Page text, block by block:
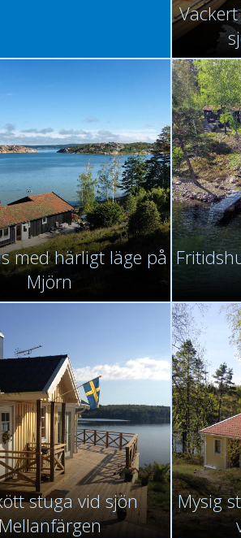
med härligt läge på
Mjörn
stuga vid sjön
Mysig